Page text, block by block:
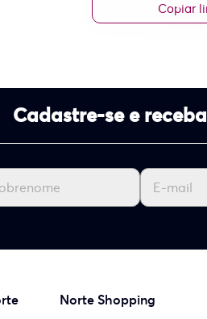
Copiar
Cadastre-se e receba
Norte Shopping